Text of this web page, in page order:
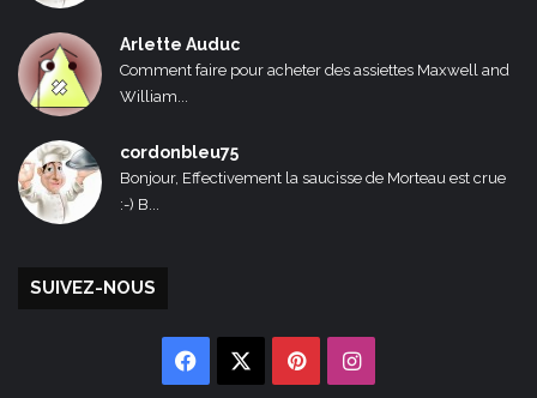
Arlette Auduc
Comment faire pour acheter des assiettes Maxwell and
William...
cordonbleu75
Bonjour, Effectivement la saucisse de Morteau est crue
:-) B...
SUIVEZ-NOUS
Facebook PinterestInstagram